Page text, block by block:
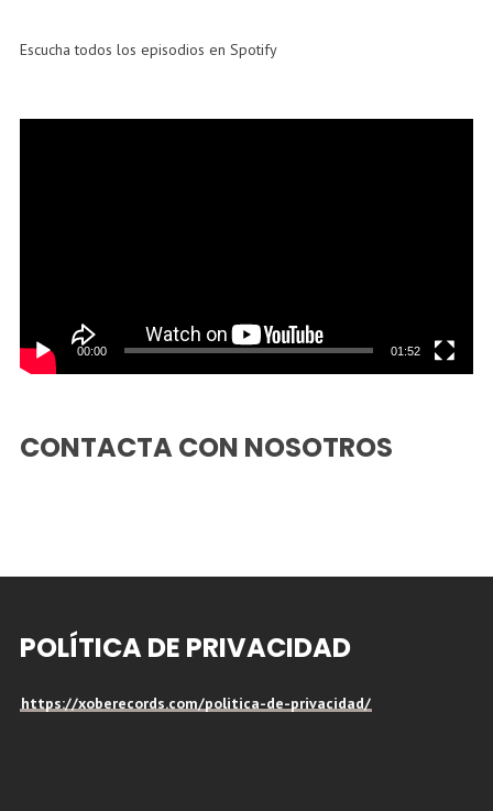
Escucha todos los episodios en Spotify
00:00 01:52
CONTACTA CON NOSOTROS
POLÍTICA DE PRIVACIDAD
https://xoberecords.com/politica-de-privacidad/